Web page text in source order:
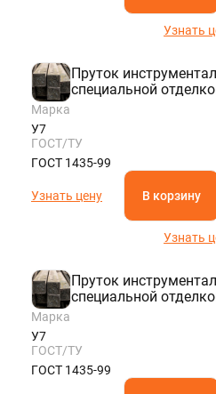
Узнать
Пруток
специальной
Марка
У7
ГОСТ/ТУ
ГОСТ 1435-99
Узнать цену В корзину
Узнать
Пруток
специальной
Марка
У7
ГОСТ/ТУ
ГОСТ 1435-99